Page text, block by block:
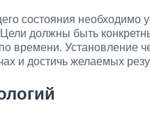
состояния необходимо
Цели должны быть
времени. Установление
и достичь желаемых